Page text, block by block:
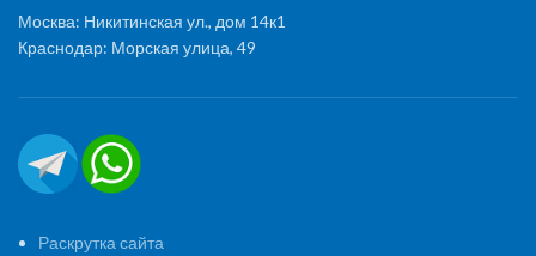
Москва: Никитинская ул., дом 14к1
Краснодар: Морская улица, 49
Раскрутка сайта